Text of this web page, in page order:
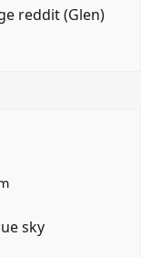
reddit (Glen)
sky